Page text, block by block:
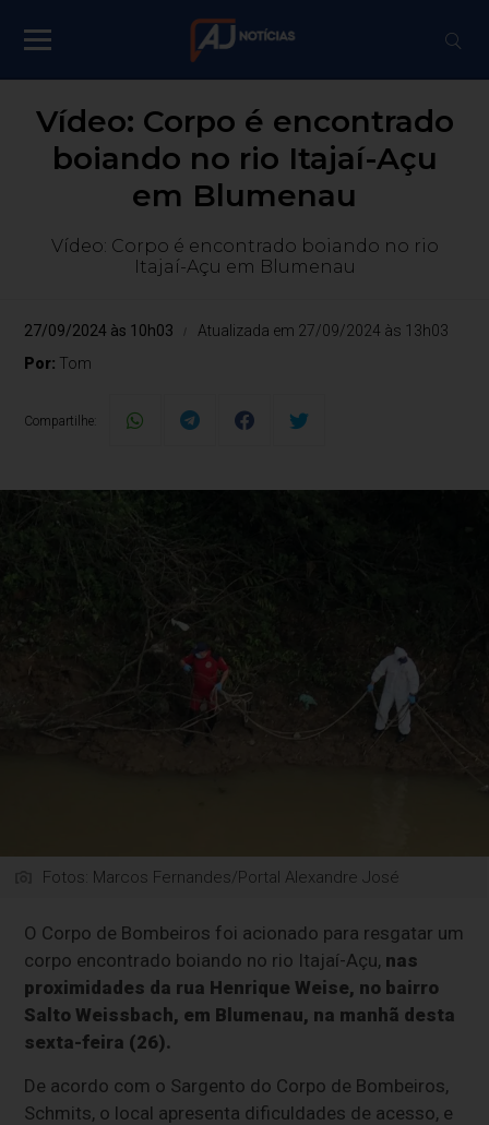
Vídeo: Corpo é encontrado
boiando no rio Itajaí-Açu
em Blumenau
Vídeo: Corpo é encontrado boiando no rio
Itajaí-Açu em Blumenau
27/09/2024 às 10h03
Atualizada em 27/09/2024 às 13h03
Por: Tom
Compartilhe:
Fotos: Marcos Fernandes/Portal Alexandre José
O Corpo de Bombeiros foi acionado para resgatar um
corpo encontrado boiando no rio Itajaí-Açu, nas
proximidades da rua Henrique Weise, no bairro
Salto Weissbach, em Blumenau, na manhã desta
sexta-feira (26).
De acordo com o Sargento do Corpo de Bombeiros,
Schmits, o local apresenta dificuldades de acesso, e